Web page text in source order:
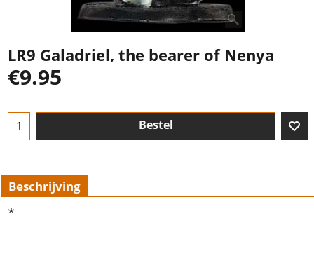
LR9 Galadriel, the bearer of Nenya
€9.95
Bestel
Beschrijving
*